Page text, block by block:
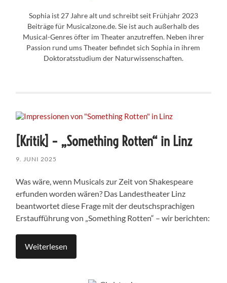
Sophia ist 27 Jahre alt und schreibt seit Frühjahr 2023
Beiträge für Musicalzone.de. Sie ist auch außerhalb des
Musical-Genres öfter im Theater anzutreffen. Neben ihrer
Passion rund ums Theater befindet sich Sophia in ihrem
Doktoratsstudium der Naturwissenschaften.
[Kritik] – „Something Rotten“ in Linz
9. JUNI 2025
Was wäre, wenn Musicals zur Zeit von Shakespeare
erfunden worden wären? Das Landestheater Linz
beantwortet diese Frage mit der deutschsprachigen
Erstaufführung von „Something Rotten“ – wir berichten:
Weiterlesen